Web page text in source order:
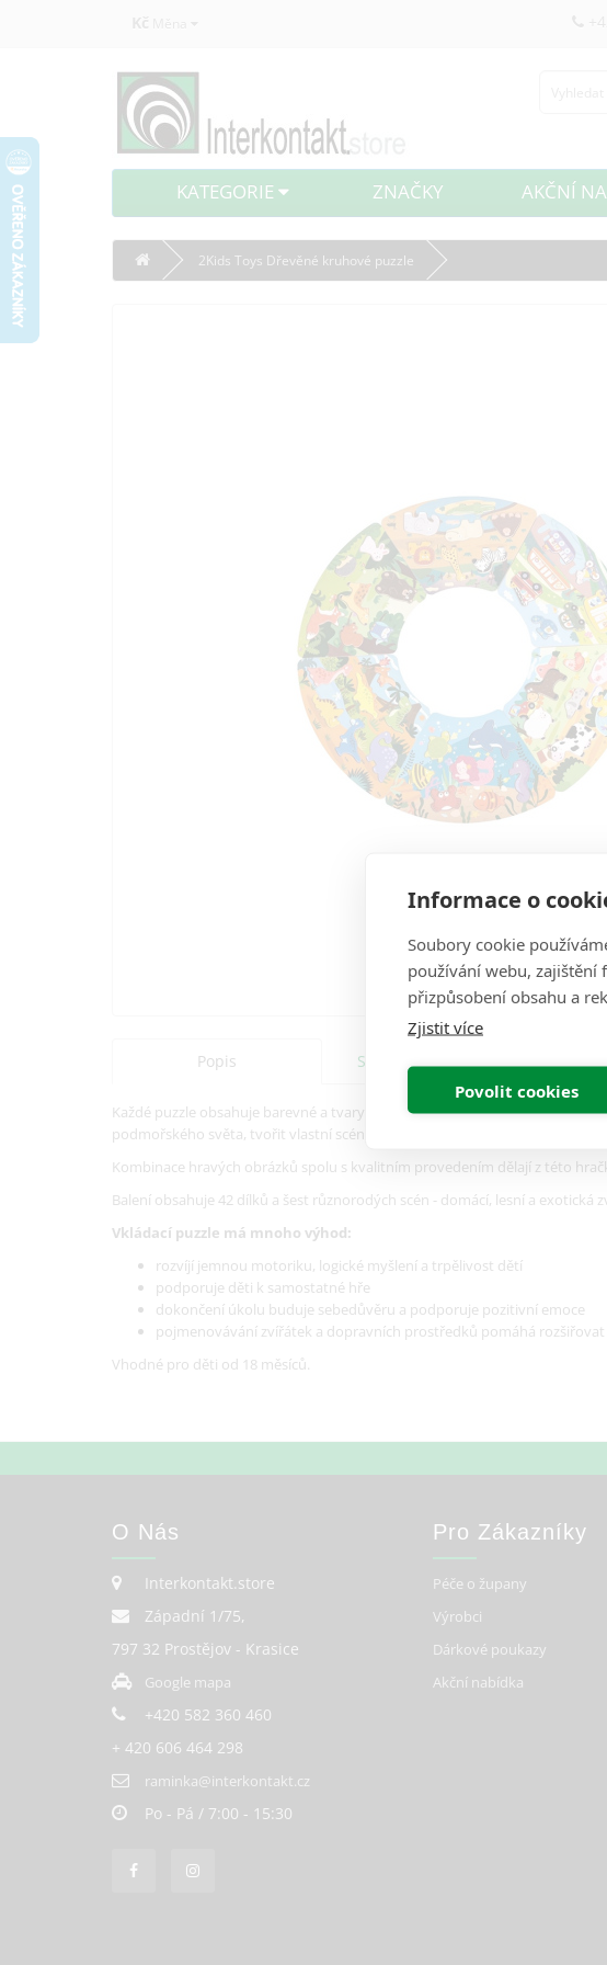
Informace o
Soubory cookie
používání webu, zajištění
přizpůsobení obsahu a
Zjistit více
Povolit cookies
Kč Měna
KATEGORIE ZNAČKY AKČNÍ
2Kids Toys Dřevěné kruhové puzzle
Popis Specifikace Recenze
Každé puzzle obsahuje barevné a tvary, které se dají vkládat do výřezů,
podmořského světa, tvořit vlastní scény a hrát si podle své fantazie.
Kombinace hravých obrázků spolu s kvalitním provedením dělají z této
Balení obsahuje 42 dílků a šest různorodých scén - domácí, lesní a
Vkládací puzzle má mnoho výhod:
rozvíjí jemnou motoriku, logické myšlení a trpělivost dětí
podporuje děti k samostatné hře
dokončení úkolu buduje sebedůvěru a podporuje pozitivní emoce
pojmenovávání zvířátek a dopravních prostředků pomáhá rozšiřovat
Vhodné pro děti od 18 měsíců.
O Nás
Interkontakt.store
Západní 1/75,
797 32 Prostějov - Krasice
Google mapa
+420 582 360 460
+ 420 606 464 298
raminka@interkontakt.cz
Po - Pá / 7:00 - 15:30
Pro Zákazníky
Péče o župany
Výrobci
Dárkové poukazy
Akční nabídka